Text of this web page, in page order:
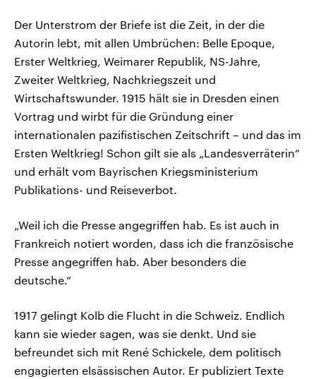
Der Unterstrom der Briefe ist die Zeit, in der die
Autorin lebt, mit allen Umbrüchen: Belle Epoque,
Erster Weltkrieg, Weimarer Republik, NS-Jahre,
Zweiter Weltkrieg, Nachkriegszeit und
Wirtschaftswunder. 1915 hält sie in Dresden einen
Vortrag und wirbt für die Gründung einer
internationalen pazifistischen Zeitschrift – und das im
Ersten Weltkrieg! Schon gilt sie als „Landesverräterin“
und erhält vom Bayrischen Kriegsministerium
Publikations- und Reiseverbot.
„Weil ich die Presse angegriffen hab. Es ist auch in
Frankreich notiert worden, dass ich die französische
Presse angegriffen hab. Aber besonders die
deutsche.“
1917 gelingt Kolb die Flucht in die Schweiz. Endlich
kann sie wieder sagen, was sie denkt. Und sie
befreundet sich mit René Schickele, dem politisch
engagierten elsässischen Autor. Er publiziert Texte